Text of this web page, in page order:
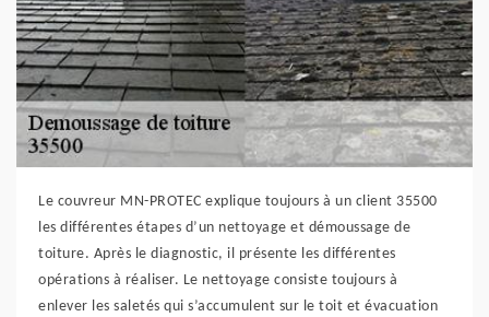
Le couvreur MN-PROTEC explique toujours à un client 35500
les différentes étapes d’un nettoyage et démoussage de
toiture. Après le diagnostic, il présente les différentes
opérations à réaliser. Le nettoyage consiste toujours à
enlever les saletés qui s’accumulent sur le toit et évacuation